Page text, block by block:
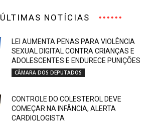
ÚLTIMAS NOTÍCIAS
LEI AUMENTA PENAS PARA VIOLÊNCIA
SEXUAL DIGITAL CONTRA CRIANÇAS E
ADOLESCENTES E ENDURECE PUNIÇÕES
CÂMARA DOS DEPUTADOS
CONTROLE DO COLESTEROL DEVE
COMEÇAR NA INFÂNCIA, ALERTA
CARDIOLOGISTA